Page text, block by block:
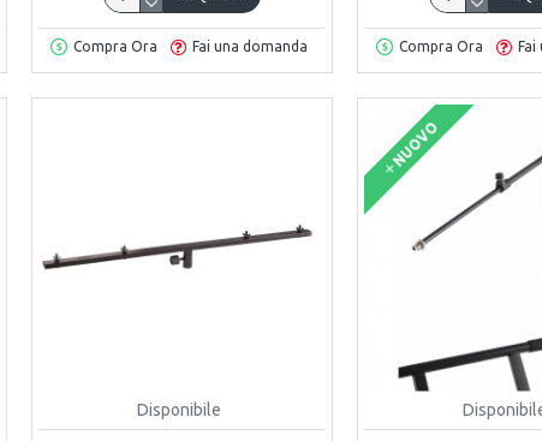
Compra Ora Fai una domanda Compra Ora
Disponibile
NUOVO